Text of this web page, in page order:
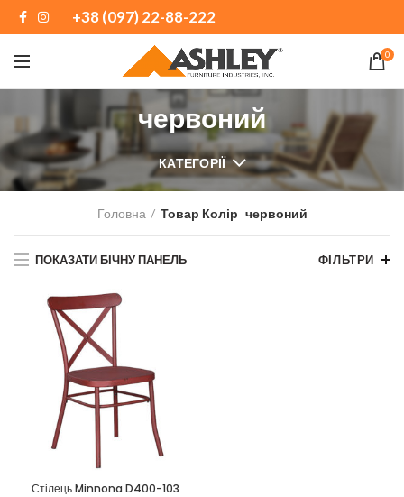
+38 (097) 22-88-222
0
червоний
КАТЕГОРІЇ
Головна Товар Колір червоний
ПОКАЗАТИ БІЧНУ ПАНЕЛЬ ФІЛЬТРИ
Стілець Minnona D400-103